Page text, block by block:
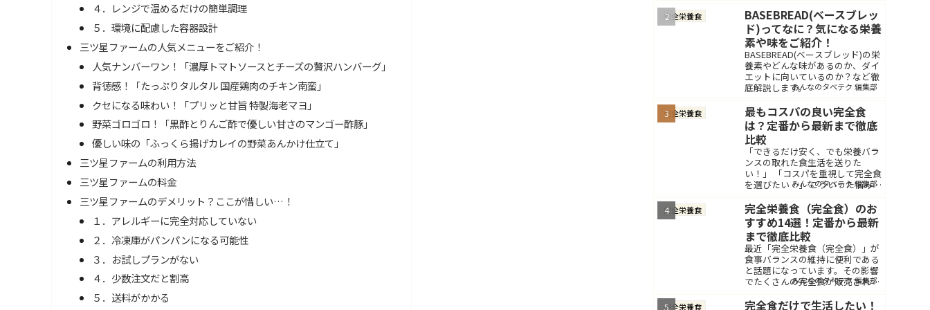
４．レンジで温めるだけの簡単調理
５．環境に配慮した容器設計
三ツ星ファームの人気メニューをご紹介！
人気ナンバーワン！「濃厚トマトソースとチーズの贅沢ハンバーグ」
背徳感！「たっぷりタルタル 国産鶏肉のチキン南蛮」
クセになる味わい！「プリッと甘旨 特製海老マヨ」
野菜ゴロゴロ！「黒酢とりんご酢で優しい甘さのマンゴー酢豚」
優しい味の「ふっくら揚げカレイの野菜あんかけ仕立て」
三ツ星ファームの利用方法
三ツ星ファームの料金
三ツ星ファームのデメリット？ここが惜しい…！
１．アレルギーに完全対応していない
２．冷凍庫がパンパンになる可能性
３．お試しプランがない
４．少数注文だと割高
５．送料がかかる
ると思います。完全食とは健康を
維持するために必要な栄養素をす
べて含んだ食品のこと...
完全栄養食
BASEBREAD(ベースブレッ
ド)ってなに？気になる栄養
素や味をご紹介！
BASEBREAD(ベースブレッド)の栄
養素やどんな味があるのか、ダイ
エットに向いているのか？など徹
底解説します。みんなのタベテク 編集部
完全栄養食
最もコスパの良い完全食
は？定番から最新まで徹底
比較
「できるだけ安く、でも栄養バラ
ンスの取れた食生活を送りた
い！」 「コスパを重視して完全食
を選びたい！」 こういった悩みを
はないでしょうか。 毎日する食事
だからこそ、栄養バランスを気遣
いながらも...
みんなのタベテク 編集部
完全栄養食
完全栄養食（完全食）のお
すすめ14選！定番から最新
まで徹底比較
最近「完全栄養食（完全食）」が
食事バランスの維持に便利である
と話題になっています。その影響
でたくさんの完全食が販売され
た。その一方でたくさんの商品の
みんなのタベテク 編集部
完全栄養食 完全食だけで生活したい！